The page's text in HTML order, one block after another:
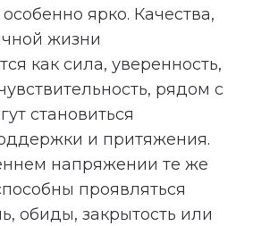
ярко. Качества,
жизни
как сила, уверенность,
рядом с
становиться
и притяжения.
напряжении те же
проявляться
обиды, закрытость или